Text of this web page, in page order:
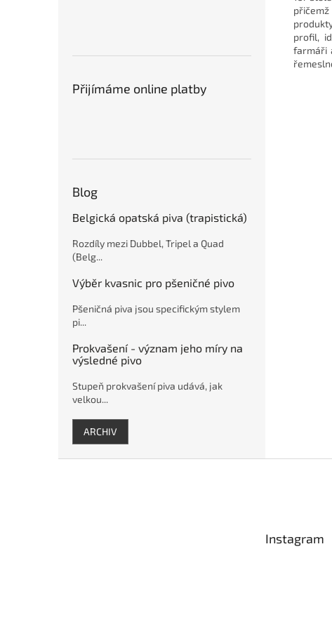
Přijímáme online platby
Blog
Belgická opatská piva (trapistická)
Rozdíly mezi Dubbel, Tripel a Quad
(Belg...
Výběr kvasnic pro pšeničné pivo
Pšeničná piva jsou specifickým stylem
pi...
Prokvašení - význam jeho míry na
výsledné pivo
Stupeň prokvašení piva udává, jak
velkou...
ARCHIV
profil,
farmáři
Instagram